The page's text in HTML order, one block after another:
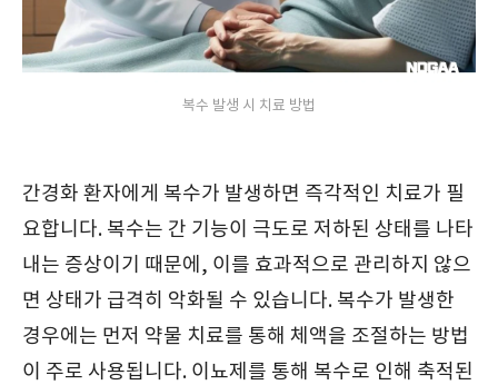
복수 발생 시 치료 방법
간경화 환자에게 복수가 발생하면 즉각적인 치료가 필
요합니다. 복수는 간 기능이 극도로 저하된 상태를 나타
내는 증상이기 때문에, 이를 효과적으로 관리하지 않으
면 상태가 급격히 악화될 수 있습니다. 복수가 발생한
경우에는 먼저 약물 치료를 통해 체액을 조절하는 방법
이 주로 사용됩니다. 이뇨제를 통해 복수로 인해 축적된